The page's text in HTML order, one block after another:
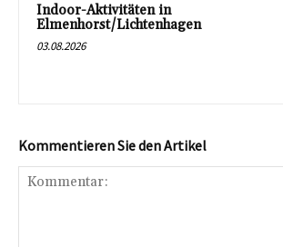
Indoor-Aktivitäten in
Elmenhorst/Lichtenhagen
03.08.2026
Kommentieren Sie den Artikel